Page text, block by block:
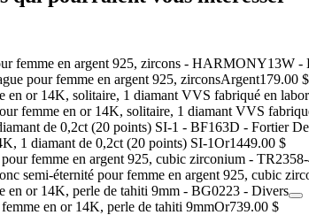
pour femme en argent 925, zirconsArgent179.00 $
femme en or 14K, solitaire, 1 diamant VVS
1 diamant de 0,2ct (20 points) SI-1Or1449.00 $
semi-éternité pour femme en argent 925, cubic
en or 14K, perle de tahiti 9mmOr739.00 $